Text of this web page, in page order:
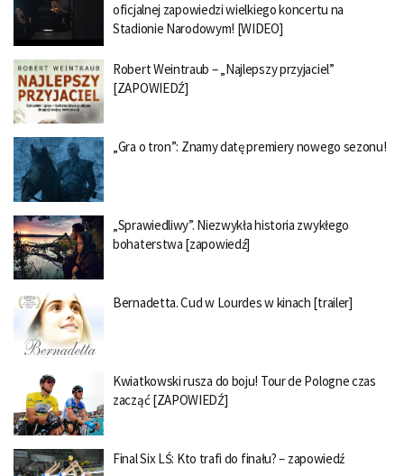
oficjalnej zapowiedzi wielkiego koncertu na
Stadionie Narodowym! [WIDEO]
Robert Weintraub – „Najlepszy przyjaciel”
[ZAPOWIEDŹ]
„Gra o tron”: Znamy datę premiery nowego sezonu!
„Sprawiedliwy”. Niezwykła historia zwykłego
bohaterstwa [zapowiedź]
Bernadetta. Cud w Lourdes w kinach [trailer]
Kwiatkowski rusza do boju! Tour de Pologne czas
zacząć [ZAPOWIEDŹ]
Final Six LŚ: Kto trafi do finału? – zapowiedź